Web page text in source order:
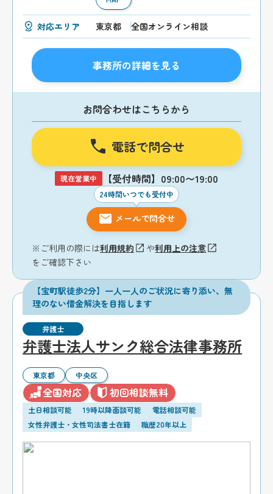
対応エリア 東京都 全国オンライン相談
事務所の詳細を見る
お問合わせはこちらから
電話で問合せ
現在営業中 【受付時間】09:00〜19:00
24時間いつでも受付中
メールで問合せ
※ご利用の際には利用規約 や利用上の注意
をご確認下さい
【宝町駅徒歩2分】一人一人のご状況に寄り添い、無
理のない借金解決を目指します
弁護士
弁護士法人サンク総合法律事務所
東京都 中央区
全国対応 初回相談無料
土日相談可能 19時以降面談可能
電話相談可能
女性弁護士・女性司法書士在籍
職歴20年以上